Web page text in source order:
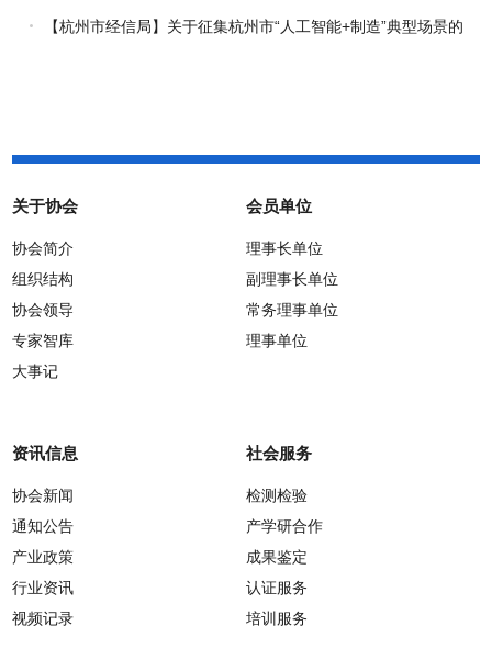
报工作启动
【杭州市经信局】关于征集杭州市“人工智能+制造”典型场景的
关于协会
协会简介
组织结构
协会领导
专家智库
大事记
会员单位
理事长单位
副理事长单位
常务理事单位
理事单位
资讯信息
协会新闻
通知公告
产业政策
行业资讯
视频记录
社会服务
检测检验
产学研合作
成果鉴定
认证服务
培训服务